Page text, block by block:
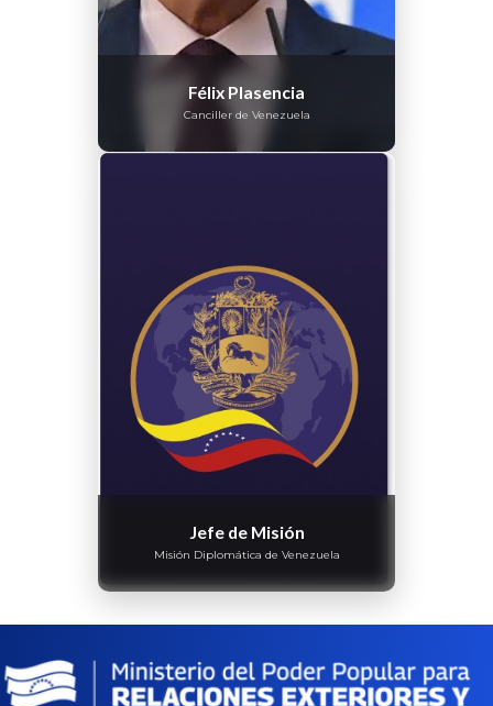
Félix Plasencia
Canciller de Venezuela
Jefe de Misión
Misión Diplomática de Venezuela